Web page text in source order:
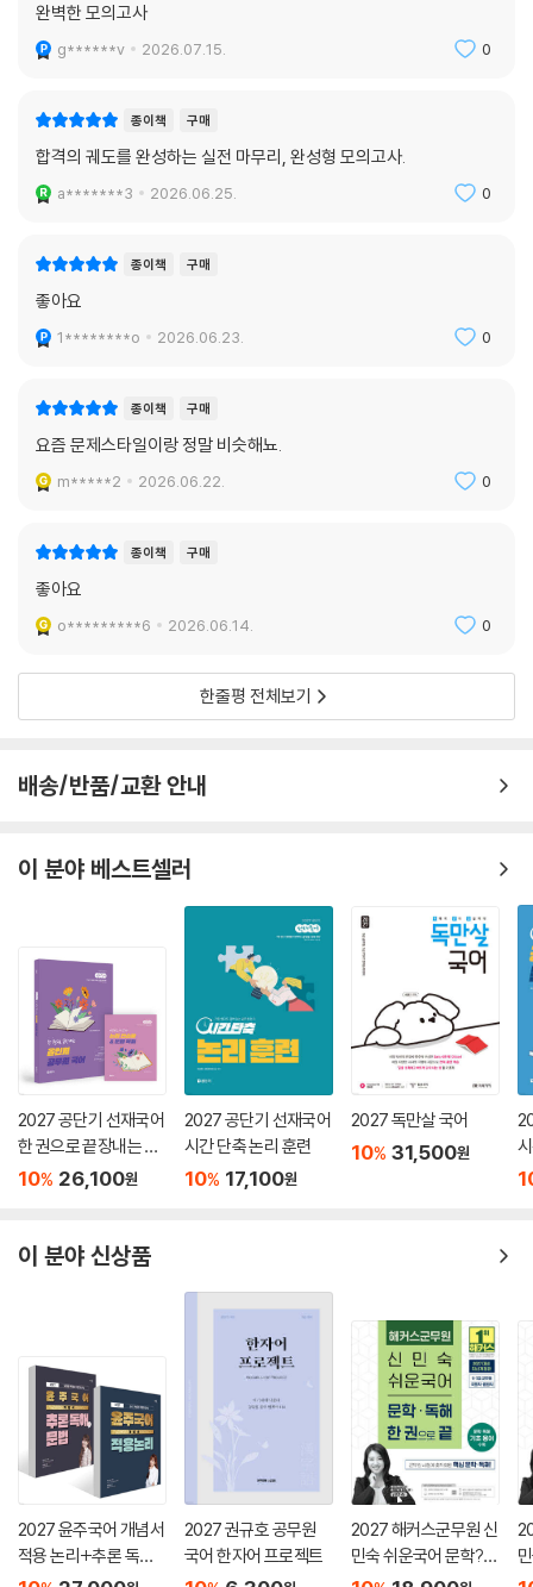
완벽한 모의고사
g******v 2026.07.15. 0
종이책 구매
합격의 궤도를 완성하는 실전 마무리, 완성형 모의고사.
a*******3 2026.06.25. 0
종이책 구매
좋아요
1********o 2026.06.23. 0
종이책 구매
요즘 문제스타일이랑 정말 비슷해뇨.
m*****2 2026.06.22. 0
종이책 구매
좋아요
o*********6 2026.06.14. 0
한줄평 전체보기
배송/반품/교환 안내
이 분야 베스트셀러
2027 공단기 선재국어
한 권으로 끝장내는 올
인원 공무원 국어
10% 26,100원
2027 공단기 선재국어
시간 단축 논리 훈련
10% 17,100원
2027 독만살 국어
10% 31,500원
이 분야 신상품
2027 윤주국어 개념서
적용 논리+추론 독해
와 문법 세트
2027 권규호 공무원
국어 한자어 프로젝트
2027 해커스군무원 신
민숙 쉬운국어 문학?독
해 한 권으로 끝